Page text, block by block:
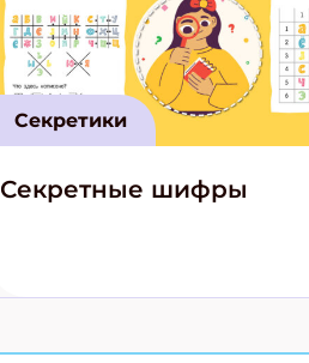
Секретики
Секретные шифры